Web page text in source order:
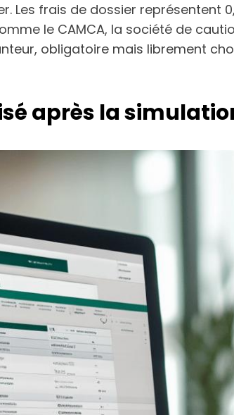
Les frais de dossier
le CAMCA, la société de
obligatoire mais librement
après la